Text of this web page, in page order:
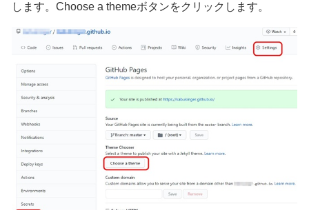
します。Choose a themeボタンをクリックします。